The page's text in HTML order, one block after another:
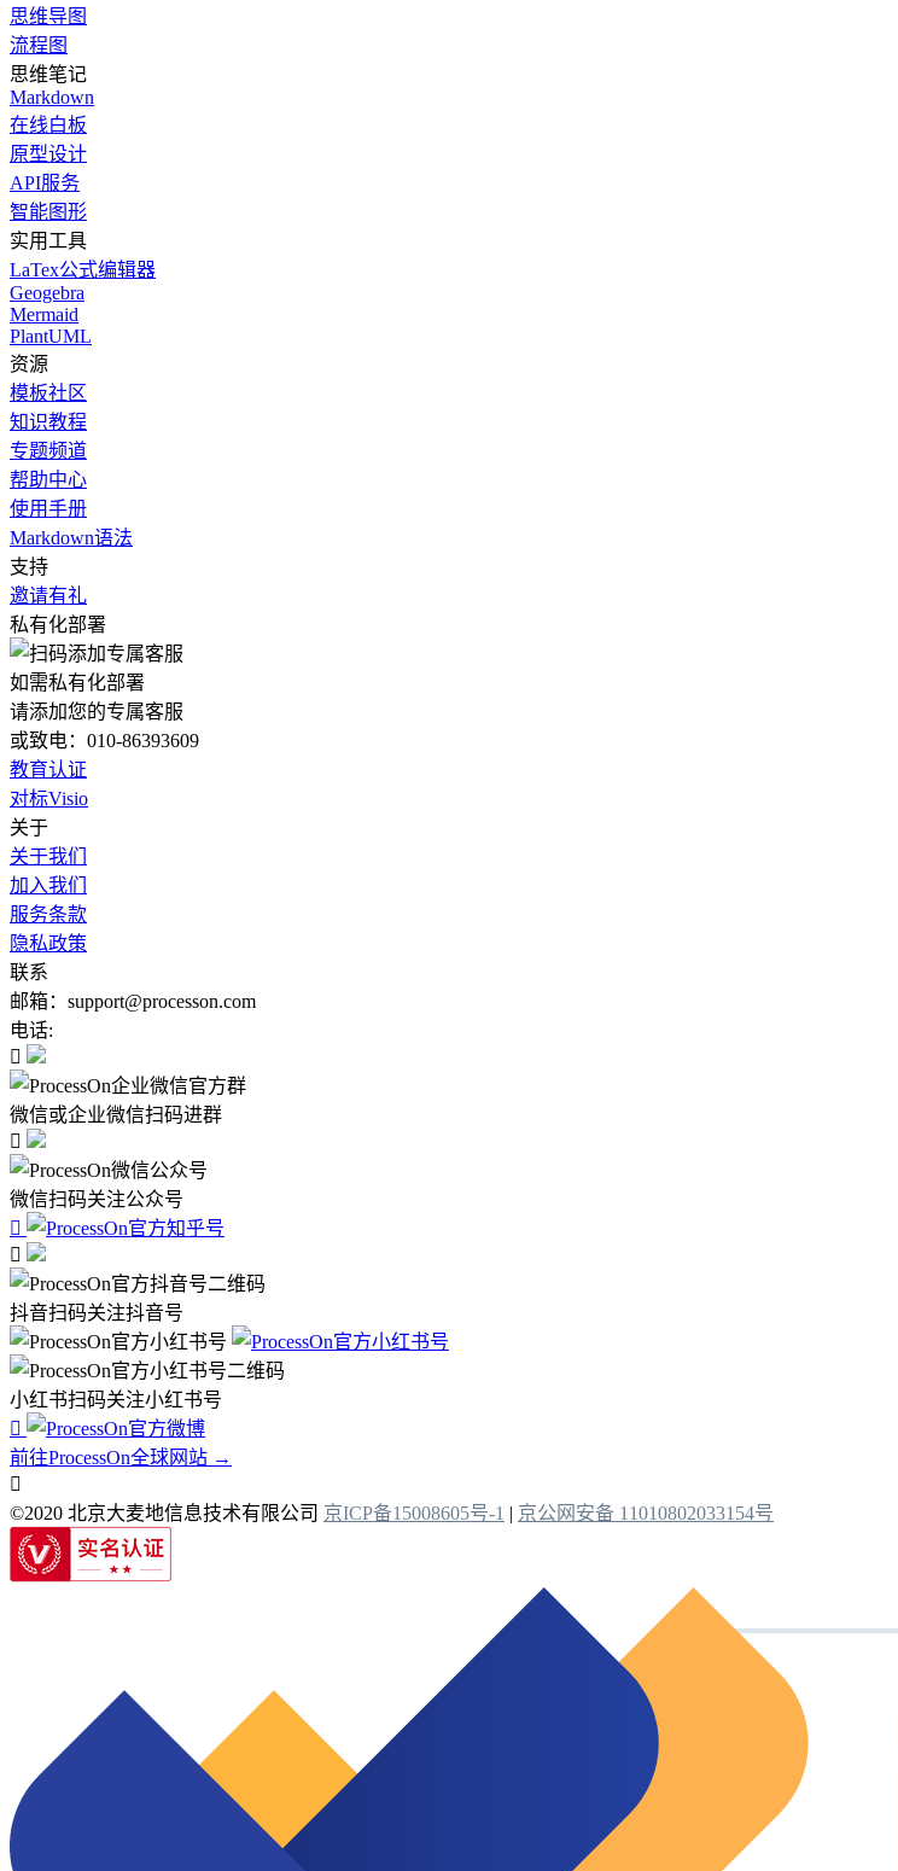
思维导图
流程图
思维笔记
Markdown
在线白板
原型设计
API服务
智能图形
实用工具
LaTex公式编辑器
Geogebra
Mermaid
PlantUML
资源
模板社区
知识教程
专题频道
帮助中心
使用手册
Markdown语法
支持
邀请有礼
私有化部署
如需私有化部署
请添加您的专属客服
或致电：010-86393609
教育认证
对标Visio
关于
关于我们
加入我们
服务条款
隐私政策
联系
邮箱：support@processon.com
电话:

微信或企业微信扫码进群

微信扫码关注公众号


抖音扫码关注抖音号
小红书扫码关注小红书号

前往ProcessOn全球网站 →

©2020 北京大麦地信息技术有限公司 京ICP备15008605号-1 | 京公网安备 11010802033154号